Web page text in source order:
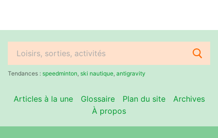
Rechercher
:Tendances : speedminton ski nautique antigravity
Articles à la une Glossaire Plan du site
Archives
À propos